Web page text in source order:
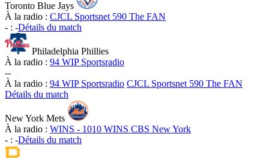
Toronto Blue Jays
À la radio : CJCL Sportsnet 590 The FAN
- : -Détails du match
Philadelphia Phillies
À la radio : 94 WIP Sportsradio
--
À la radio : 94 WIP Sportsradio CJCL Sportsnet 590 The FAN
Détails du match
New York Mets
À la radio : WINS - 1010 WINS CBS New York
- : -Détails du match